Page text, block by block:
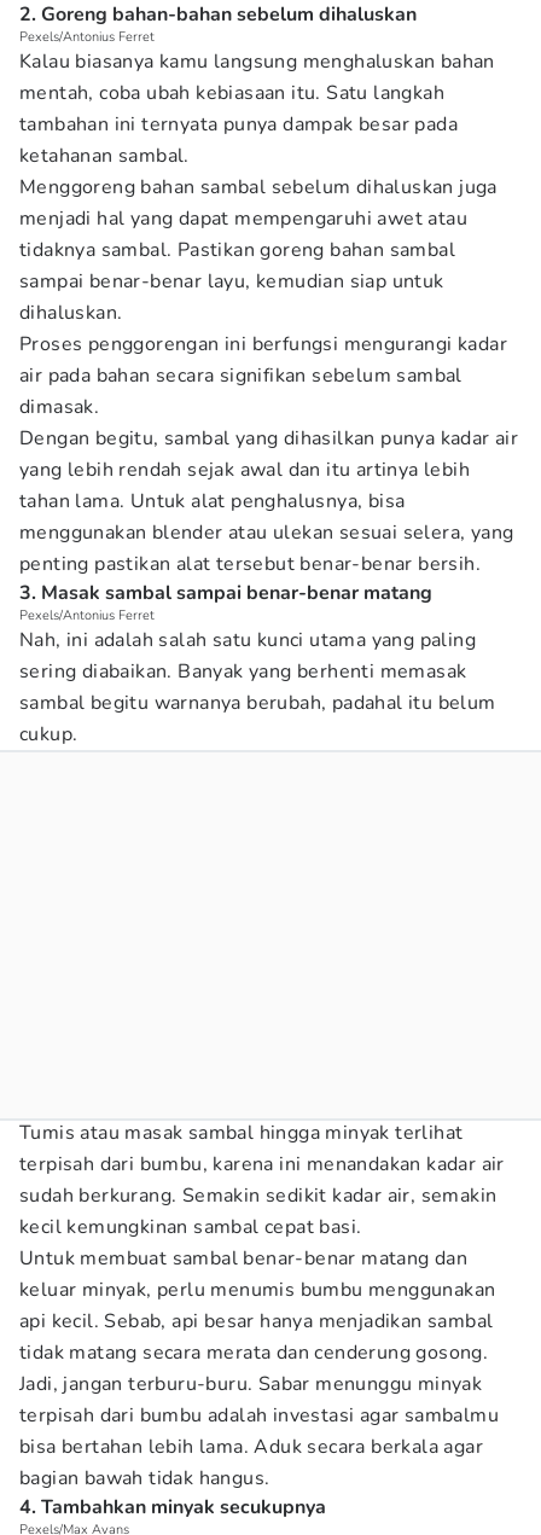
2. Goreng bahan-bahan sebelum dihaluskan
Pexels/Antonius Ferret
Kalau biasanya kamu langsung menghaluskan bahan
mentah, coba ubah kebiasaan itu. Satu langkah
tambahan ini ternyata punya dampak besar pada
ketahanan sambal.
Menggoreng bahan sambal sebelum dihaluskan juga
menjadi hal yang dapat mempengaruhi awet atau
tidaknya sambal. Pastikan goreng bahan sambal
sampai benar-benar layu, kemudian siap untuk
dihaluskan.
Proses penggorengan ini berfungsi mengurangi kadar
air pada bahan secara signifikan sebelum sambal
dimasak.
Dengan begitu, sambal yang dihasilkan punya kadar air
yang lebih rendah sejak awal dan itu artinya lebih
tahan lama. Untuk alat penghalusnya, bisa
menggunakan blender atau ulekan sesuai selera, yang
penting pastikan alat tersebut benar-benar bersih.
3. Masak sambal sampai benar-benar matang
Pexels/Antonius Ferret
Nah, ini adalah salah satu kunci utama yang paling
sering diabaikan. Banyak yang berhenti memasak
sambal begitu warnanya berubah, padahal itu belum
cukup.
Tumis atau masak sambal hingga minyak terlihat
terpisah dari bumbu, karena ini menandakan kadar air
sudah berkurang. Semakin sedikit kadar air, semakin
kecil kemungkinan sambal cepat basi.
Untuk membuat sambal benar-benar matang dan
keluar minyak, perlu menumis bumbu menggunakan
api kecil. Sebab, api besar hanya menjadikan sambal
tidak matang secara merata dan cenderung gosong.
Jadi, jangan terburu-buru. Sabar menunggu minyak
terpisah dari bumbu adalah investasi agar sambalmu
bisa bertahan lebih lama. Aduk secara berkala agar
bagian bawah tidak hangus.
4. Tambahkan minyak secukupnya
Pexels/Max Avans